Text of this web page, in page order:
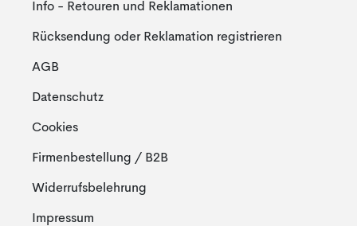
Info - Retouren und Reklamationen
Rücksendung oder Reklamation registrieren
AGB
Datenschutz
Cookies
Firmenbestellung / B2B
Widerrufsbelehrung
Impressum